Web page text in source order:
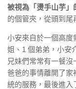
被視為「燙手山芋」
的個管夾，從頭到
小安來自於一個高度
姐、1 個弟弟，小安
兄妹們常常有一餐
爸爸的事情離開了家
統的服務，最後進入